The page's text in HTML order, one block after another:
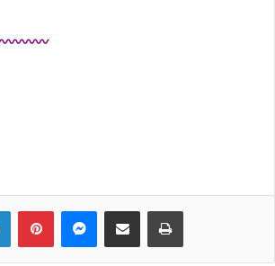
〰〰〰
LinkedInPinterestMessenger
Share via Email Print